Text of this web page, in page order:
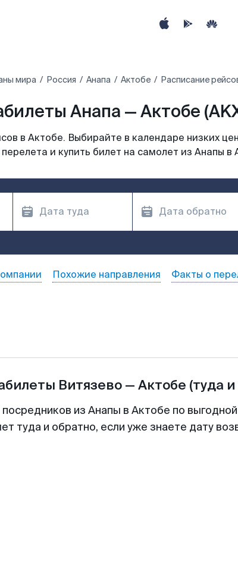
мира Россия Анапа Актобе Расписание
Анапа — Актобе
в Актобе. Выбирайте в календаре низких
и купить билет на самолет из Анапы в
Похожие направления Факты о
Витязево— Актобе (туда
из Анапы в Актобе по
туда и обратно, если уже знаете дату